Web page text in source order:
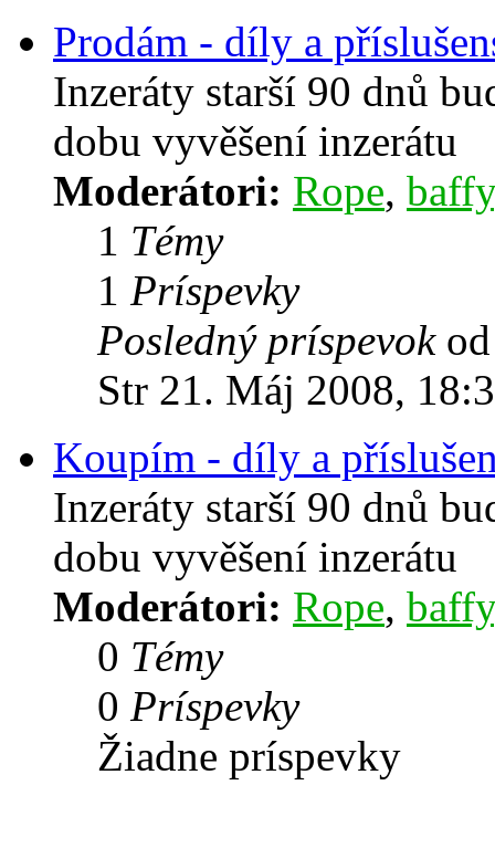
Prodám - díly a
Inzeráty starší 90 dnů
dobu vyvěšení inzerátu
Moderátori: Rope, baffy
1 Témy
1 Príspevky
Posledný príspevok
Str 21. Máj 2008,
Koupím - díly a
Inzeráty starší 90 dnů
dobu vyvěšení inzerátu
Moderátori: Rope, baffy
0 Témy
0 Príspevky
Žiadne príspevky